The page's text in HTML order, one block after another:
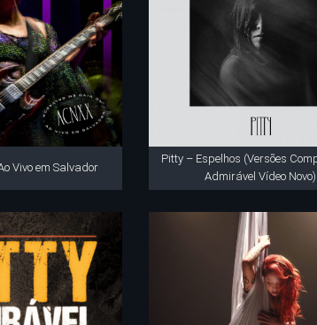
Vivo em Salvador
Pitty – Espelhos (Versões
Admirável Vídeo Novo)